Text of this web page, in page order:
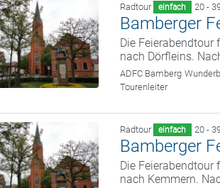
Radtour einfach 20 -
Bamberger
Die Feierabendtour
nach Dörfleins.
ADFC Bamberg
Tourenleiter
Radtour einfach 20 -
Bamberger
Die Feierabendtour
nach Kemmern.